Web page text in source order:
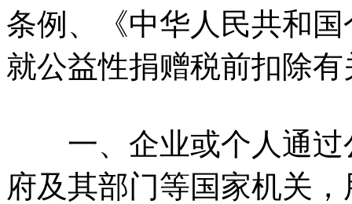
条例、《中华人民共和
就公益性捐赠税前扣除
一、企业或个人通过
府及其部门等国家机关